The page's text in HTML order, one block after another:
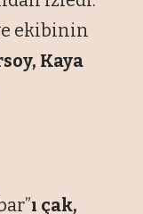
ekibinin
Kaya
ı çak,